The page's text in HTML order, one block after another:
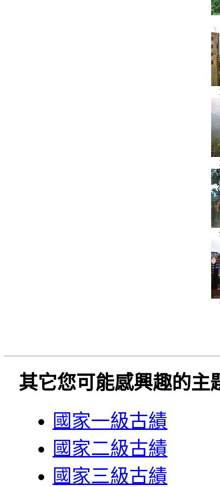
其它您可能感興趣的主
國家一級古績
國家二級古績
國家三級古績